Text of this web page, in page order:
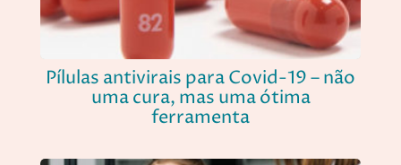
Pílulas antivirais para Covid-19 – não
uma cura, mas uma ótima
ferramenta